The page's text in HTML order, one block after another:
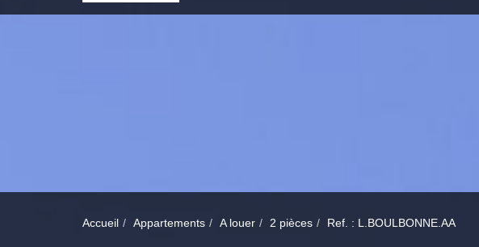
Accueil Appartements A louer 2 pièces Ref. : L.BOULBONNE.AA